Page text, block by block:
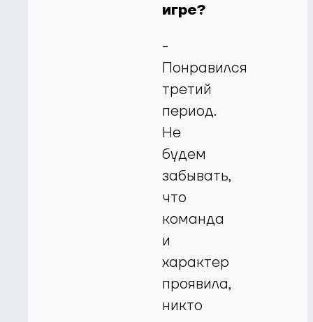
игре?
-
Понравился
третий
период.
Не
будем
забывать,
что
команда
и
характер
проявила,
никто